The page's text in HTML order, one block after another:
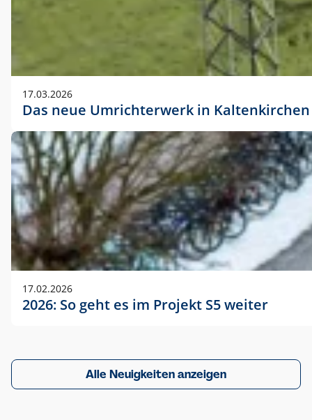
17.03.2026
Das neue Umrichterwerk in Kaltenkirchen
17.02.2026
2026: So geht es im Projekt S5 weiter
Alle Neuigkeiten anzeigen